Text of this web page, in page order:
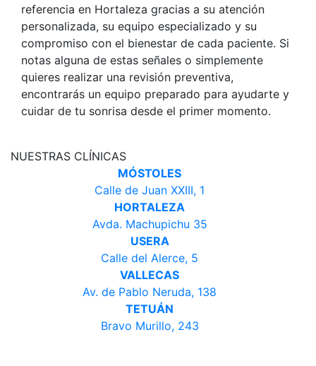
referencia en Hortaleza gracias a su atención
personalizada, su equipo especializado y su
compromiso con el bienestar de cada paciente. Si
notas alguna de estas señales o simplemente
quieres realizar una revisión preventiva,
encontrarás un equipo preparado para ayudarte y
cuidar de tu sonrisa desde el primer momento.
NUESTRAS CLÍNICAS
MÓSTOLES
Calle de Juan XXIII, 1
HORTALEZA
Avda. Machupichu 35
USERA
Calle del Alerce, 5
VALLECAS
Av. de Pablo Neruda, 138
TETUÁN
Bravo Murillo, 243